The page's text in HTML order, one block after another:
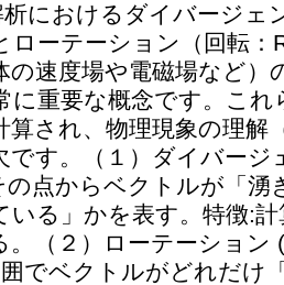
析におけるダイバージェ
ローテーション（回転：
の速度場や電磁場など）
に重要な概念です。これ
算され、物理現象の理解
です。（１）ダイバージ
の点からベクトルが「湧
いる」かを表す。特徴:
。（２）ローテーショ
でベクトルがどれだけ